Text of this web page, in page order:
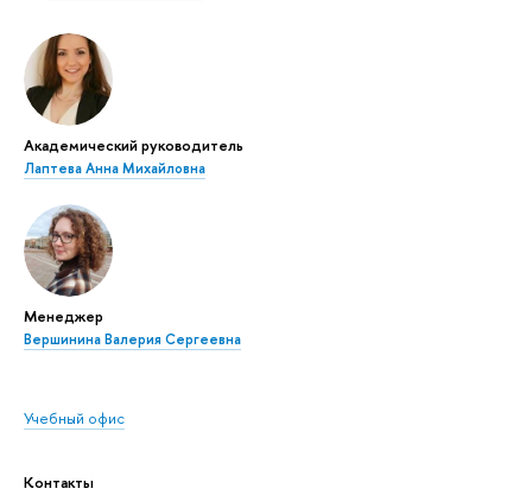
Академический руководитель
Лаптева Анна Михайловна
Менеджер
Вершинина Валерия Сергеевна
Учебный офис
Контакты